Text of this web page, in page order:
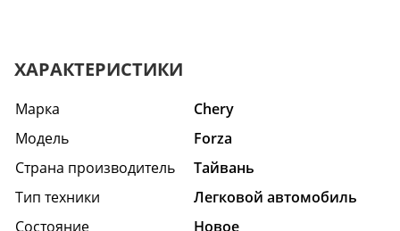
ХАРАКТЕРИСТИКИ
Марка
Chery
Модель
Forza
Страна производитель
Тайвань
Тип техники
Легковой автомобиль
Состояние
Hовое